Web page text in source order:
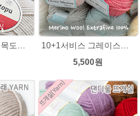
푼토털실 (10+1) 목도리 푼토뜨개실 부드러운실
10+1서비스 그레이스메리노울 부드러운 털실/뜨개실/뜨개질실/손뜨개실/목도리털실/모자털실
5,500원